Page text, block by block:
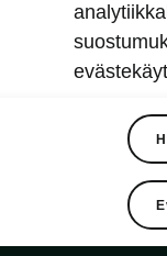
4×4 -mallit
katumaasturimallit
Škoda-varaosat
Škoda-